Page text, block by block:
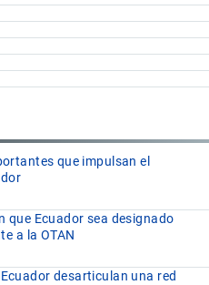
que impulsan el
que Ecuador sea designado
a la OTAN
desarticulan una red